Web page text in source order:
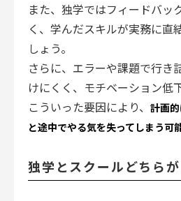
また、独学ではフィードバッ
く、学んだスキルが実務に直
しょう。
さらに、エラーや課題で行き
けにくく、モチベーション低
こういった要因により、 計画
と途中でやる気を失ってしまう可
独学とスクールどちら